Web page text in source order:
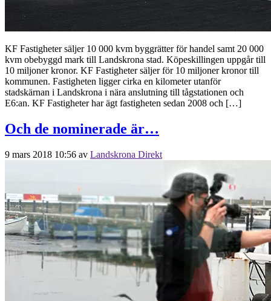
KF Fastigheter säljer 10 000 kvm byggrätter för handel samt 20 000
kvm obebyggd mark till Landskrona stad. Köpeskillingen uppgår till
10 miljoner kronor. KF Fastigheter säljer för 10 miljoner kronor till
kommunen. Fastigheten ligger cirka en kilometer utanför
stadskärnan i Landskrona i nära anslutning till tågstationen och
E6:an. KF Fastigheter har ägt fastigheten sedan 2008 och […]
Och de nominerade är…
9 mars 2018 10:56 av Landskrona Direkt